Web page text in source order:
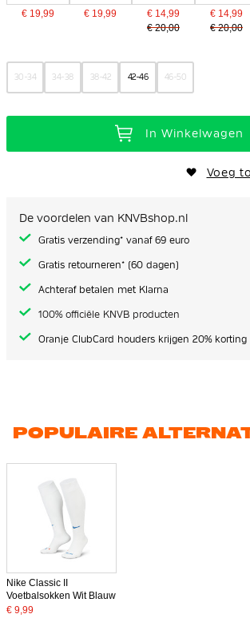
€ 19,99 € 19,99
€ 14,99
€ 20,00
€ 14,99
€ 20,00
30-34 34-38 38-42 42-46 46-50
In Winkelwagen
Voeg
De voordelen van KNVBshop.nl
Gratis verzending* vanaf 69 euro
Gratis retourneren* (60 dagen)
Achteraf betalen met Klarna
100% officiële KNVB producten
Oranje ClubCard houders krijgen 20% korting
POPULAIRE
Nike Classic II
Voetbalsokken Wit Blauw
€ 9,99